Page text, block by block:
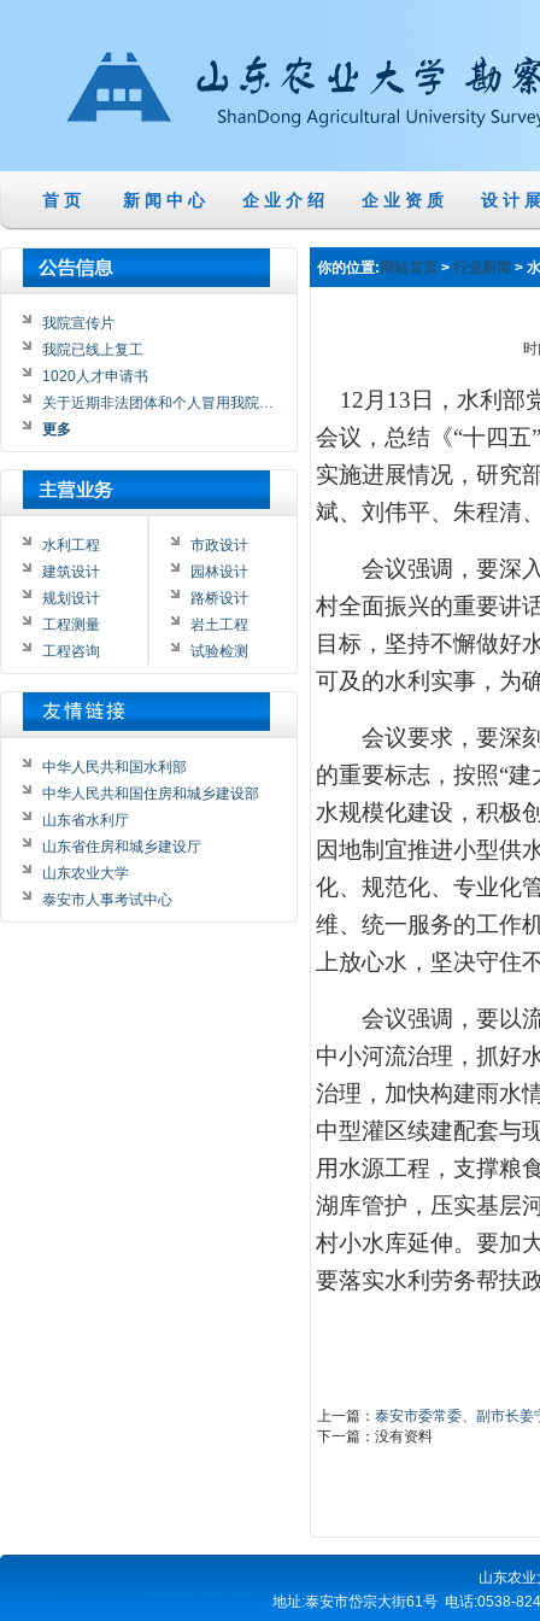
首 页 新 闻 中 心 企 业 介 绍 企 业 资 质 设 计
我院宣传片
我院已线上复工
1020人才申请书
关于近期非法团体和个人冒用我院…
更多
水利工程
建筑设计
规划设计
工程测量
工程咨询
市政设计
园林设计
路桥设计
岩土工程
试验检测
中华人民共和国水利部
中华人民共和国住房和城乡建设部
山东省水利厅
山东省住房和城乡建设厅
山东农业大学
泰安市人事考试中心
你的位置: 网站首页 > 行业新闻 >
12 月 13 日，水利部
会议，总结《“十四
实施进展情况，研究
斌、刘伟平、朱程清
会议强调，要深入
村全面振兴的重要讲
目标，坚持不懈做好
可及的水利实事，为
会议要求，要深刻
的重要标志，按照“
水规模化建设，积极
因地制宜推进小型供
化、规范化、专业化
维、统一服务的工作
上放心水，坚决守住
会议强调，要以流
中小河流治理，抓好
治理，加快构建雨水
中型灌区续建配套与
用水源工程，支撑粮
湖库管护，压实基层
村小水库延伸。要加
要落实水利劳务帮扶
上一篇： 泰安市委常委、副市长姜
下一篇：没有资料
山东农
地址:泰安市岱宗大街61号 电话:0538-